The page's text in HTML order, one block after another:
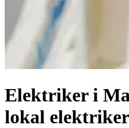
Elektriker i
lokal